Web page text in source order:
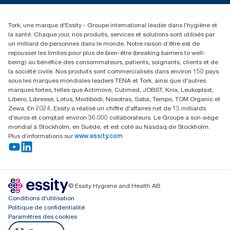
01 85 07 92 00
Tork, une marque d'Essity - Groupe international leader dans l'hygiène et
la santé. Chaque jour, nos produits, services et solutions sont utilisés par
un milliard de personnes dans le monde. Notre raison d’être est de
repousser les limites pour plus de bien-être (breaking barriers to well-
being) au bénéfice des consommateurs, patients, soignants, clients et de
la société civile. Nos produits sont commercialisés dans environ 150 pays
sous les marques mondiales leaders TENA et Tork, ainsi que d'autres
marques fortes, telles que Actimove, Cutimed, JOBST, Knix, Leukoplast,
Libero, Libresse, Lotus, Modibodi, Nosotras, Saba, Tempo, TOM Organic et
Zewa. En 2024, Essity a réalisé un chiffre d'affaires net de 13 milliards
d'euros et comptait environ 36.000 collaborateurs. Le Groupe a son siège
mondial à Stockholm, en Suède, et est coté au Nasdaq de Stockholm.
Plus d’informations sur www.essity.com
© Essity Hygiene and Health AB
Conditions d'utilisation
Politique de confidentialité
Paramètres des cookies